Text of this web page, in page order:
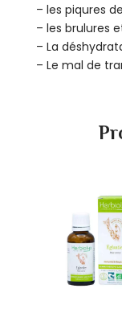
– les piqures
– les brulures
– La
– Le mal de